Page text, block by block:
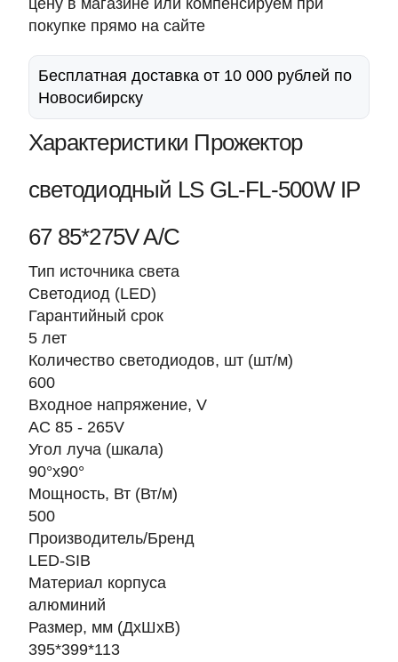
цену в магазине или компенсируем при
покупке прямо на сайте
Бесплатная доставка от 10 000 рублей по
Новосибирску
Характеристики Прожектор
светодиодный LS GL-FL-500W IP
67 85*275V A/C
Тип источника света
Светодиод (LED)
Гарантийный срок
5 лет
Количество светодиодов, шт (шт/м)
600
Входное напряжение, V
AC 85 - 265V
Угол луча (шкала)
90°х90°
Мощность, Вт (Вт/м)
500
Производитель/Бренд
LED-SIB
Материал корпуса
алюминий
Размер, мм (ДхШхВ)
395*399*113